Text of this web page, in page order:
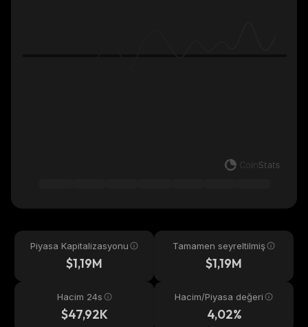
Piyasa Kapitalizasyonu
$1,19M
Tamamen seyreltilmiş
$1,19M
Hacim 24s
$47,92K
Hacim/Piyasa değeri
4,02%